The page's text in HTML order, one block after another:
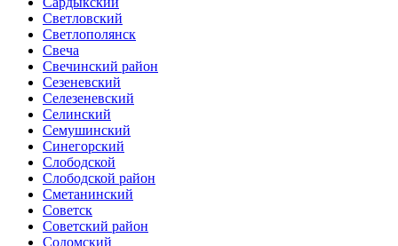
Светловский
Светлополянск
Свеча
Свечинский район
Сезеневский
Селезеневский
Селинский
Семушинский
Синегорский
Слободской
Слободской район
Сметанинский
Советск
Советский район
Содомский